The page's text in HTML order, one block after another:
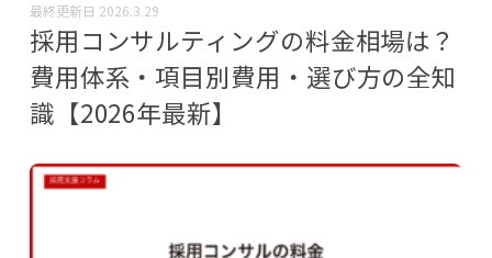
最終更新日 2026.3.29
採用コンサルティングの料金相場は？
費用体系・項目別費用・選び方の全知
識【2026年最新】